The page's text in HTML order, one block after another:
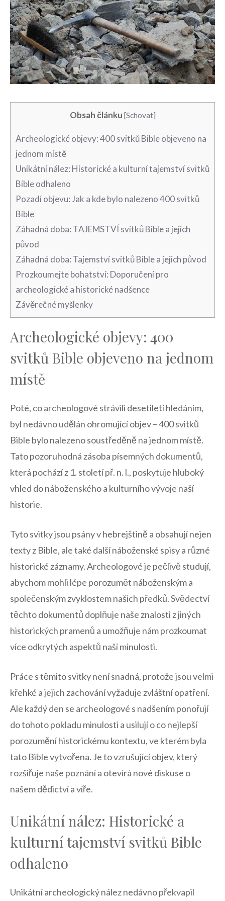
Obsah článku [Schovat]
Archeologické objevy: 400 svitků ‌Bible objeveno na
jednom místě
Unikátní nález: Historické a kulturní tajemství svitků
Bible odhaleno
Pozadí objevu: Jak a kde ‍bylo nalezeno 400 svitků
Bible
Záhadná doba: TAJEMSTVÍ svitků Bible a jejich
původ
Záhadná doba:‍ Tajemství svitků Bible a jejich původ
Prozkoumejte bohatství: ‌Doporučení⁢ pro
archeologické a historické nadšence
Závěrečné myšlenky
Archeologické objevy: 400
svitků ‌Bible objeveno na jednom
místě
Poté, co archeologové strávili desetiletí hledáním,
byl nedávno udělán ohromující objev – 400 svitků
Bible bylo nalezeno soustředěně na‌ jednom místě.
Tato pozoruhodná zásoba písemných dokumentů,
která pochází z 1. století př. n. l., poskytuje hluboký
vhled ⁤do náboženského a kulturního vývoje naší⁤
historie.
Tyto svitky‍ jsou psány v hebrejštině a ⁤obsahují nejen
texty z Bible, ale také další náboženské spisy a různé
historické záznamy. Archeologové je pečlivě studují,
abychom mohli lépe porozumět náboženským a
společenským zvyklostem našich předků. Svědectví
těchto​ dokumentů doplňuje naše znalosti z ‍jiných
historických‌ pramenů a⁤ umožňuje nám ⁢prozkoumat
více odkrytých aspektů ⁤naší minulosti.
Práce s těmito svitky není snadná, ‌protože jsou velmi
křehké a jejich zachování ‌vyžaduje zvláštní opatření.
Ale každý den se archeologové s nadšením ponořují
⁣do tohoto pokladu minulosti a usilují o​ co nejlepší
porozumění historickému ‌kontextu, ve kterém byla⁣
tato ⁢Bible vytvořena. Je to‌ vzrušující objev,⁣ který
rozšiřuje naše poznání a otevírá nové diskuse o
našem ‌dědictví a víře.
Unikátní nález: Historické a
kulturní tajemství svitků Bible
odhaleno
Unikátní archeologický nález nedávno překvapil